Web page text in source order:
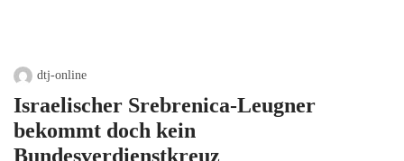
dtj-online
Israelischer Srebrenica-Leugner
bekommt doch kein
Bundesverdienstkreuz